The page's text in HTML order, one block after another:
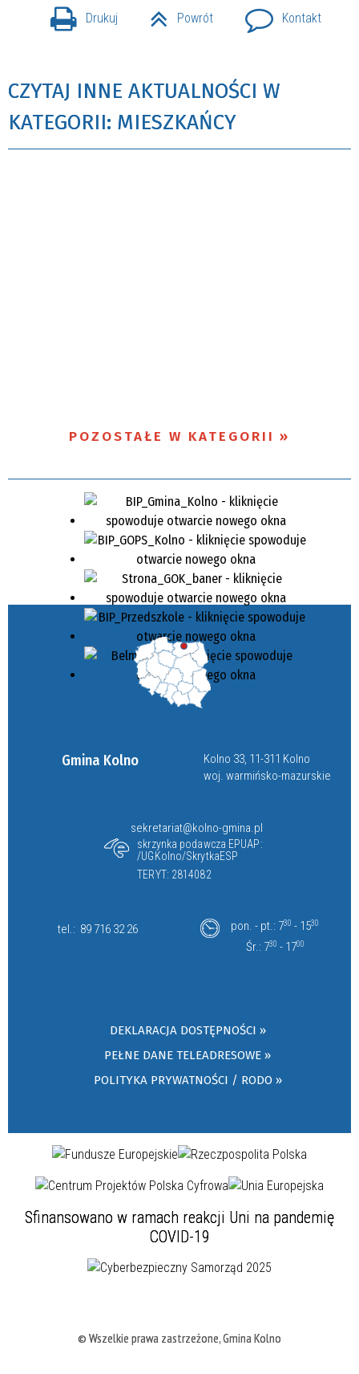
Drukuj Powrót Kontakt
CZYTAJ INNE AKTUALNOŚCI W
KATEGORII: MIESZKAŃCY
POZOSTAŁE W KATEGORII
Gmina Kolno
Kolno 33, 11-311 Kolno
woj. warmińsko-mazurskie
sekretariat@kolno-gmina.pl
skrzynka podawcza EPUAP:
/UGKolno/SkrytkaESP
TERYT: 2814082
tel.: 89 716 32 26 pon. - pt.: 730 - 1530
Śr.: 730 - 1700
DEKLARACJA DOSTĘPNOŚCI »
PEŁNE DANE TELEADRESOWE »
POLITYKA PRYWATNOŚCI / RODO »
Sfinansowano w ramach reakcji Uni na pandemię
COVID-19
© Wszelkie prawa zastrzeżone, Gmina Kolno